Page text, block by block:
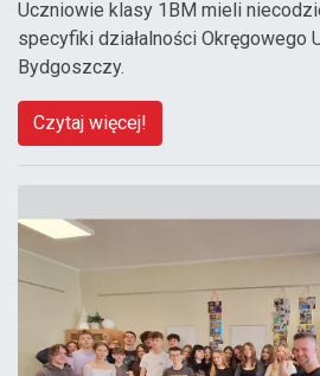
Uczniowie klasy 1BM mieli
specyfiki działalności Okręgowego
Bydgoszczy.
Czytaj więcej!